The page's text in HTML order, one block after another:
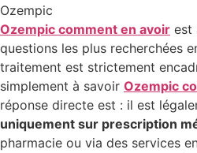
Ozempic comment en avoir est
questions les plus recherchées
traitement est strictement
simplement à savoir Ozempic
réponse directe est : il est
uniquement sur prescription
pharmacie ou via des services